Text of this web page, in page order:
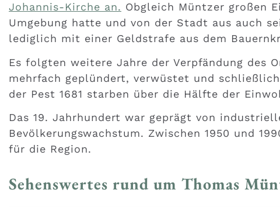
Johannis-Kirche an. Obgleich Müntzer großen
Umgebung hatte und von der Stadt aus auch
lediglich mit einer Geldstrafe aus dem
Es folgten weitere Jahre der Verpfändung des
mehrfach geplündert, verwüstet und
der Pest 1681 starben über die Hälfte der
Das 19. Jahrhundert war geprägt von
Bevölkerungswachstum. Zwischen 1950 und
für die Region.
Sehenswertes rund um Thomas